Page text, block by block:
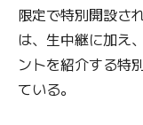
限定で特別開設さ
は、生中継に加え
ントを紹介する特
ている。